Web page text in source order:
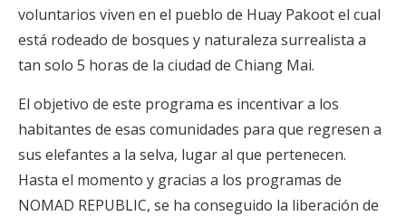
voluntarios viven en el pueblo de Huay Pakoot el cual
está rodeado de bosques y naturaleza surrealista a
tan solo 5 horas de la ciudad de Chiang Mai.
El objetivo de este programa es incentivar a los
habitantes de esas comunidades para que regresen a
sus elefantes a la selva, lugar al que pertenecen.
Hasta el momento y gracias a los programas de
NOMAD REPUBLIC, se ha conseguido la liberación de